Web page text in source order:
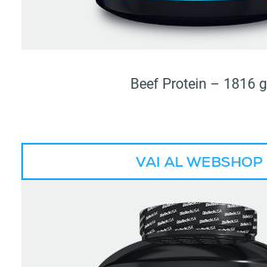
Beef Protein – 1816 g
VAI AL WEBSHOP